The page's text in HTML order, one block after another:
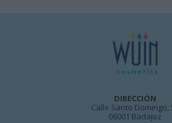
DIRECCIÓN
Calle Santo Domingo,
06001 Badajoz